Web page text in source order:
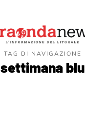
TAG DI NAVIGAZIONE
settimana blu